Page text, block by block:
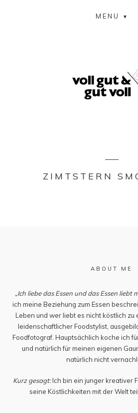
MENU
ZIMTSTERN
ABOUT ME
„Ich liebe das Essen und das Essen liebt
ich meine Beziehung zum Essen
Leben und wer liebt es nicht köstlich zu
leidenschaftlicher Foodstylist,
Foodfotograf. Hauptsächlich koche ich
und natürlich für meinen eigenen
natürlich nicht
Kurz gesagt:Ich bin ein junger kreativer
seine Köstlichkeiten mit der Welt